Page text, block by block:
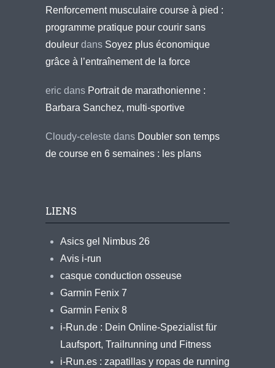
Renforcement musculaire course à pied :
programme pratique pour courir sans
douleur dans Soyez plus économique
grâce à l’entraînement de la force
eric dans Portrait de marathonienne :
Barbara Sanchez, multi-sportive
Cloudy-celeste dans Doubler son temps
de course en 6 semaines : les plans
LIENS
Asics gel Nimbus 26
Avis i-run
casque conduction osseuse
Garmin Fenix 7
Garmin Fenix 8
i-Run.de : Dein Online-Spezialist für
Laufsport, Trailrunning und Fitness
i-Run.es : zapatillas y ropas de running